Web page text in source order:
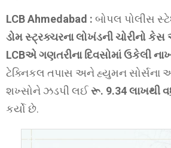
LCB Ahmedabad : બોપલ પોલીસ
ડોમ સ્ટ્રક્ચરના લોખંડની ચોરીનો કેસ
LCBએ ગણતરીના દિવસોમાં ઉકેલી
ટેક્નિકલ તપાસ અને હ્યુમન સોર્સના
શખ્સોને ઝડપી લઈ રૂ. 9.34 લાખથી
કર્યો છે.